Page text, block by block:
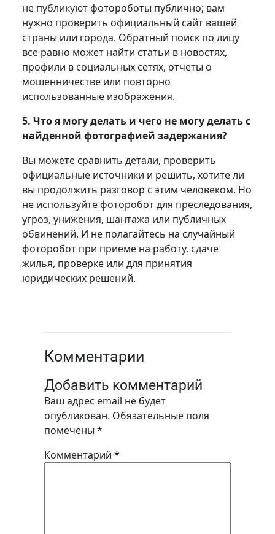
не публикуют фотороботы публично; вам
нужно проверить официальный сайт вашей
страны или города. Обратный поиск по лицу
все равно может найти статьи в новостях,
профили в социальных сетях, отчеты о
мошенничестве или повторно
использованные изображения.
5. Что я могу делать и чего не могу делать с
найденной фотографией задержания?
Вы можете сравнить детали, проверить
официальные источники и решить, хотите ли
вы продолжить разговор с этим человеком. Но
не используйте фоторобот для преследования,
угроз, унижения, шантажа или публичных
обвинений. И не полагайтесь на случайный
фоторобот при приеме на работу, сдаче
жилья, проверке или для принятия
юридических решений.
Комментарии
Добавить комментарий
Ваш адрес email не будет
опубликован. Обязательные поля
помечены *
Комментарий *